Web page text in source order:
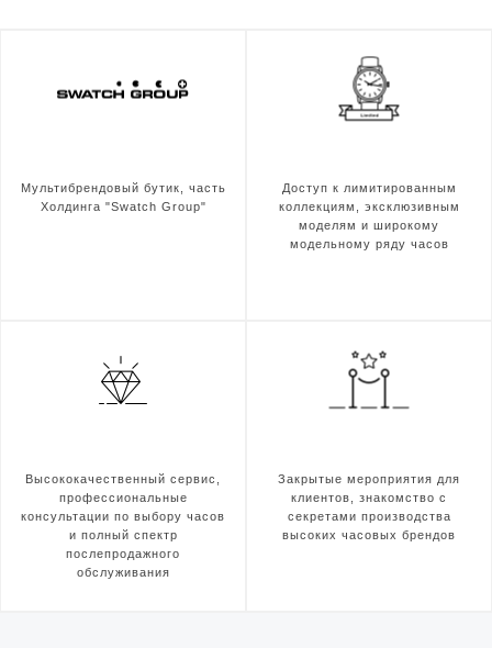
Мультибрендовый бутик, часть
Холдинга "Swatch Group"
Доступ к лимитированным
коллекциям, эксклюзивным
моделям и широкому
модельному ряду часов
Высококачественный сервис,
профессиональные
консультации по выбору часов
и полный спектр
послепродажного
обслуживания
Закрытые мероприятия для
клиентов, знакомство с
секретами производства
высоких часовых брендов